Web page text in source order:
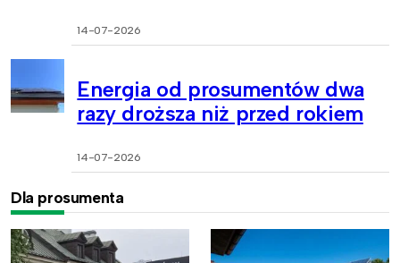
14-07-2026
Energia od prosumentów dwa
razy droższa niż przed rokiem
14-07-2026
Dla prosumenta